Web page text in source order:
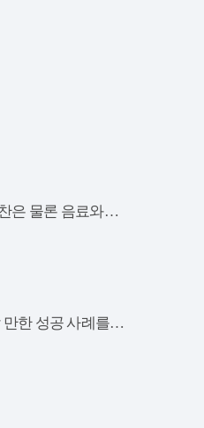
은 물론 음료와…
만한 성공 사례를…